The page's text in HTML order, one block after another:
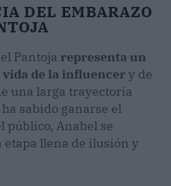
DEL EMBARAZO
Pantoja representa un
vida de la influencery de
una larga trayectoria
sabido ganarse el
público, Anabel se
llena de ilusión y